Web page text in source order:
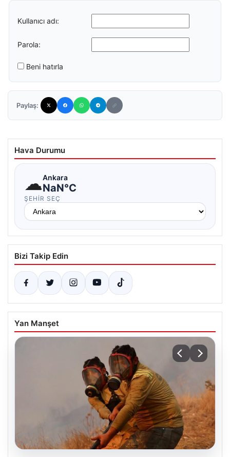
Kullanıcı adı:
Parola:
Beni hatırla
Paylaş:
Hava Durumu
☁Ankara
NaN°C
ŞEHIR SEÇ
Bizi Takip Edin
Yan Manşet